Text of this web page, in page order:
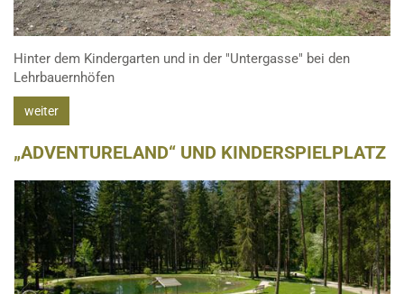
Hinter dem Kindergarten und in der "Untergasse" bei den
Lehrbauernhöfen
weiter
„ADVENTURELAND“ UND KINDERSPIELPLATZ